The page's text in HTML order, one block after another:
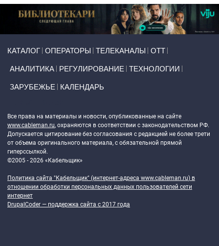
КАТАЛОГ ОПЕРАТОРЫ ТЕЛЕКАНАЛЫ ОТТ
АНАЛИТИКА РЕГУЛИРОВАНИЕ ТЕХНОЛОГИИ
ЗАРУБЕЖЬЕ КАЛЕНДАРЬ
Все права на материалы и новости, опубликованные на сайте
www.cableman.ru, охраняются в соответствии с законодательством РФ.
Допускается цитирование без согласования с редакцией не более трети
от объема оригинального материала, с обязательной прямой
гиперссылкой.
©2005 - 2026 «Кабельщик»
Политика сайта "Кабельщик" (интернет-адреса www.cableman.ru) в
отношении обработки персональных данных пользователей сети
интернет
DrupalCoder — поддержка сайта c 2017 года